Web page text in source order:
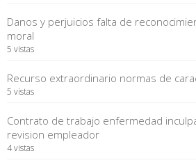
Danos y perjuicios falta de
moral
5 vistas
Recurso extraordinario normas de
5 vistas
Contrato de trabajo enfermedad
revision empleador
4 vistas